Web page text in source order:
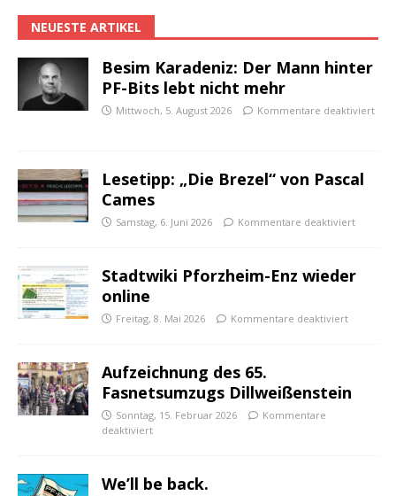
NEUESTE ARTIKEL
Besim Karadeniz: Der Mann hinter
PF-Bits lebt nicht mehr
Mittwoch, 5. August 2026 Kommentare deaktiviert
Lesetipp: „Die Brezel“ von Pascal
Cames
Samstag, 6. Juni 2026 Kommentare deaktiviert
Stadtwiki Pforzheim-Enz wieder
online
Freitag, 8. Mai 2026 Kommentare deaktiviert
Aufzeichnung des 65.
Fasnetsumzugs Dillweißenstein
Sonntag, 15. Februar 2026
Kommentare
deaktiviert
We’ll be back.